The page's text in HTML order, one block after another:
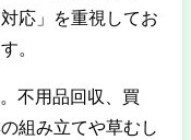
応」を重視してお
。
不用品回収、買
組み立てや草むし